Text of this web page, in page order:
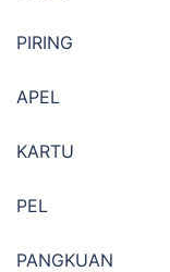
PIRING
APEL
KARTU
PEL
PANGKUAN